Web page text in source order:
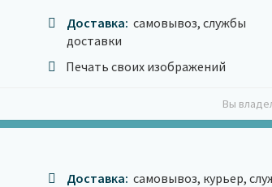
Доставка: самовывоз, службы
доставки
Печать своих изображений
Вы
Доставка: самовывоз, курьер,